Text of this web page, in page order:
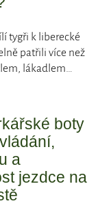
tygři k liberecké
patřili více než
lákadlem…
boty
a
jezdce na